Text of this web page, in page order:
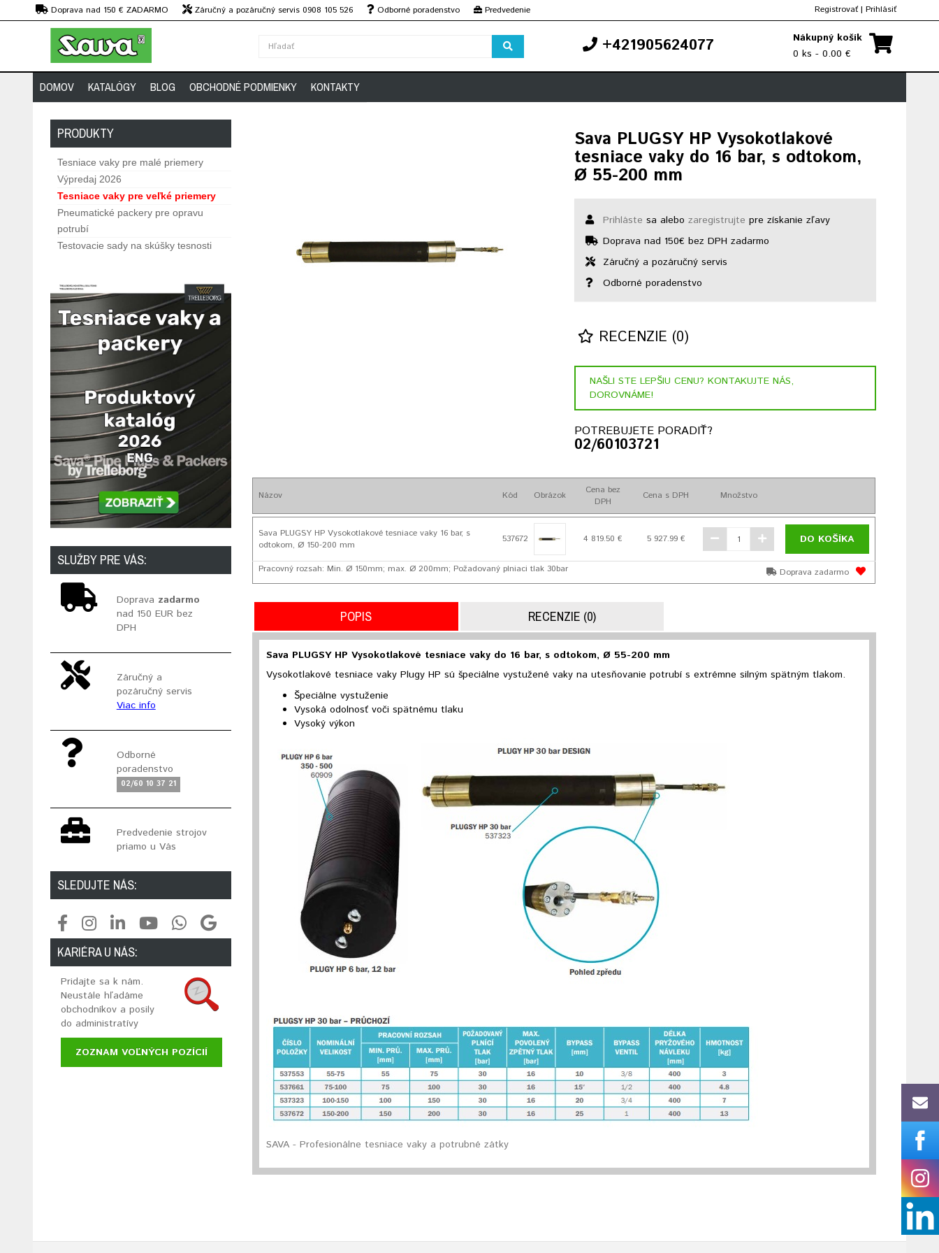
Doprava nad 150 € ZADARMO Záručný a pozáručný servis 0908 105 526 Odborné poradenstvo
Predvedenie
strojov
Registrovať | Prihlásiť
+421905624077
Nákupný košík
0 ks - 0.00 €
DOMOV KATALÓGY BLOG OBCHODNÉ PODMIENKY KONTAKTY
PRODUKTY
Tesniace vaky pre malé priemery
Výpredaj 2026
Tesniace vaky pre veľké priemery
Pneumatické packery pre opravu
potrubí
Testovacie sady na skúšky tesnosti
SLUŽBY PRE VÁS:
Doprava zadarmo
nad 150 EUR bez
DPH
Záručný a
pozáručný servis
Viac info
Odborné
poradenstvo
02/60 10 37 21
Predvedenie strojov
priamo u Vás
SLEDUJTE NÁS:
KARIÉRA U NÁS:
Pridajte sa k nám.
Neustále hľadáme
obchodníkov a posily
do administratívy
ZOZNAM VOĽNÝCH POZÍCIÍ
Sava PLUGSY HP Vysokotlakové
tesniace vaky do 16 bar, s odtokom,
Ø 55-200 mm
Prihláste sa alebozaregistrujte pre získanie zľavy
Doprava nad 150€ bez DPH zadarmo
Záručný a pozáručný servis
Odborné poradenstvo
RECENZIE (0)
NAŠLI STE LEPŠIU CENU? KONTAKUJTE NÁS,
DOROVNÁME!
POTREBUJETE PORADIŤ?
02/60103721
Názov Kód Obrázok
Cena bez
DPH
Cena s DPH Množstvo
Sava PLUGSY HP Vysokotlakové tesniace vaky 16 bar, s
odtokom, Ø 150-200 mm
537672 4 819.50 € 5 927.99 € DO KOŠÍKA
Pracovný rozsah: Min. Ø 150mm; max. Ø 200mm; Požadovaný plniaci tlak 30bar Doprava zadarmo
POPIS RECENZIE (0)
Sava PLUGSY HP Vysokotlakové tesniace vaky do 16 bar, s odtokom, Ø 55-200 mm
Vysokotlakové tesniace vaky Plugy HP sú špeciálne vystužené vaky na utesňovanie potrubí s extrémne silným spätným tlakom.
Špeciálne vystuženie
Vysoká odolnosť voči spätnému tlaku
Vysoký výkon
SAVA - Profesionálne tesniace vaky a potrubné zátky